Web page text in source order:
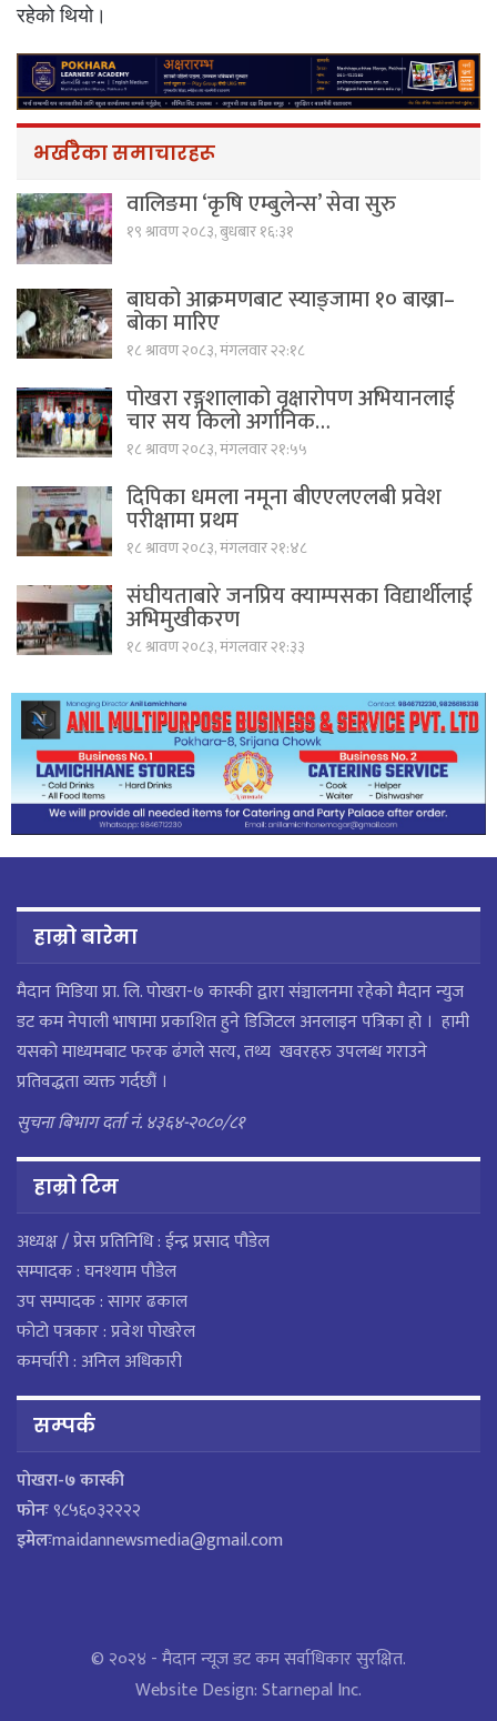
रहेको थियो।
भर्खरैका समाचारहरू
वालिङमा ‘कृषि एम्बुलेन्स’ सेवा सुरु
१९ श्रावण २०८३, बुधबार १६:३१
बाघको आक्रमणबाट स्याङ्जामा १० बाख्रा–
बोका मारिए
१८ श्रावण २०८३, मंगलवार २२:१८
पोखरा रङ्गशालाको वृक्षारोपण अभियानलाई
चार सय किलो अर्गानिक…
१८ श्रावण २०८३, मंगलवार २१:५५
दिपिका धमला नमूना बीएएलएलबी प्रवेश
परीक्षामा प्रथम
१८ श्रावण २०८३, मंगलवार २१:४८
संघीयताबारे जनप्रिय क्याम्पसका विद्यार्थीलाई
अभिमुखीकरण
१८ श्रावण २०८३, मंगलवार २१:३३
हाम्रो बारेमा
मैदान मिडिया प्रा. लि. पाेखरा-७ कास्की द्वारा संञ्चालनमा रहेको मैदान न्युज
डट कम नेपाली भाषामा प्रकाशित हुने डिजिटल अनलाइन पत्रिका हो । हामी
यसको माध्यमबाट फरक ढंगले सत्य, तथ्य खवरहरु उपलब्ध गराउने
प्रतिवद्धता व्यक्त गर्दछौं ।
सुचना बिभाग दर्ता नं. ४३६४-२०८०/८१
हाम्राे टिम
अध्यक्ष / प्रेस प्रतिनिधि : ईन्द्र प्रसाद पौडेल
सम्पादक : घनश्याम पौडेल
उप सम्पादक : सागर ढकाल
फोटो पत्रकार : प्रवेश पोखरेल
कमर्चारी : अनिल अधिकारी
सम्पर्क
पाेखरा-७ कास्की
फोनः९८५६०३२२२२
इमेलःmaidannewsmedia@gmail.com
© २०२४ - मैदान न्यूज डट कम सर्वाधिकार सुरक्षित.
Website Design:Starnepal Inc.